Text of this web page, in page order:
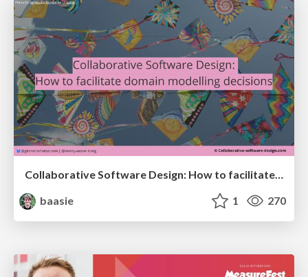
Collaborative Software Design: How to facilitate domain modelling decisions
baasie
1 270